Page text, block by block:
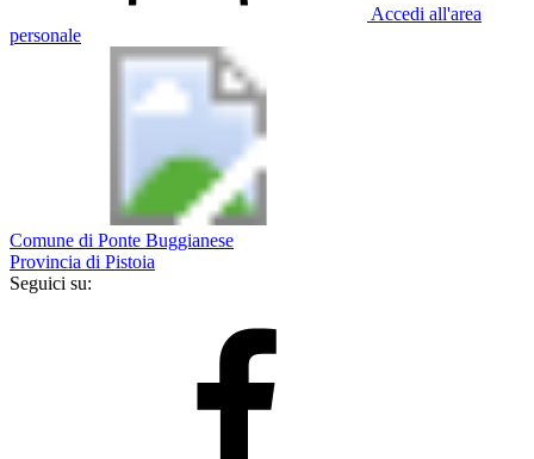
Accedi all'area
personale
Comune di Ponte Buggianese
Provincia di Pistoia
Seguici su: